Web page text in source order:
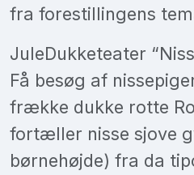
fra forestillingens
JuleDukketeater
Få besøg af
frække dukke rotte
fortæller nisse sjove
børnehøjde) fra da